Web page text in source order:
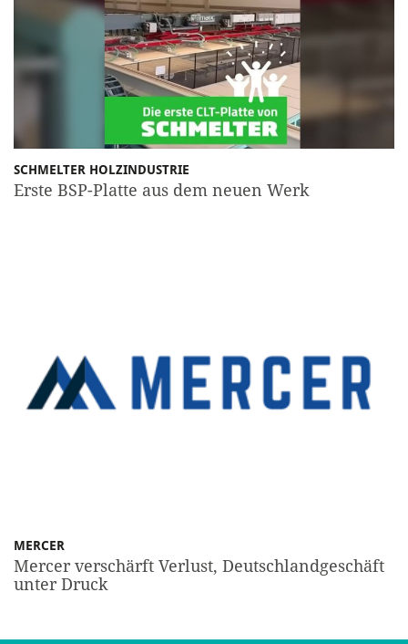
SCHMELTER HOLZINDUSTRIE
Erste BSP-Platte aus dem neuen Werk
MERCER
Mercer verschärft Verlust, Deutschlandgeschäft
unter Druck